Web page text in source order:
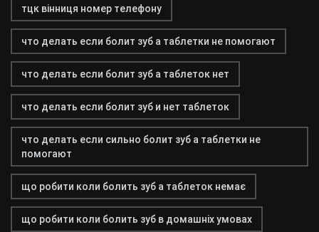
тцк вінниця номер телефону
что делать если болит зуб а таблетки не помогают
что делать если болит зуб а таблеток нет
что делать если болит зуб и нет таблеток
что делать если сильно болит зуб а таблетки не
помогают
що робити коли болить зуб а таблеток немає
що робити коли болить зуб в домашніх умовах